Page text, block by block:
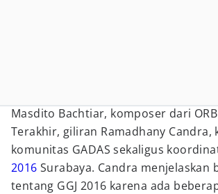
Masdito Bachtiar, komposer dari
Terakhir, giliran Ramadhany Candra,
komunitas GADAS sekaligus
2016 Surabaya. Candra menjelaskan
tentang GGJ 2016 karena ada